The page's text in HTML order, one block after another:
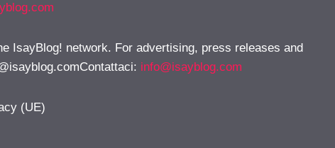
IsayBlog! network. For advertising, press releases and
: info@isayblog.com
(UE)